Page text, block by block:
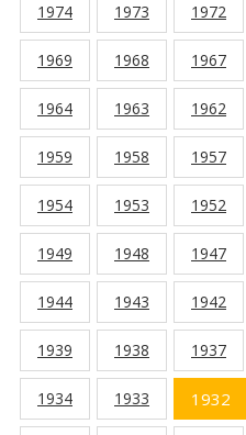
1974 1973 1972
1969 1968 1967
1964 1963 1962
1959 1958 1957
1954 1953 1952
1949 1948 1947
1944 1943 1942
1939 1938 1937
1934 1933 1932